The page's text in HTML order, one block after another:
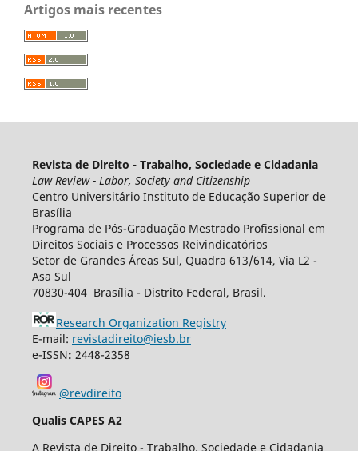
Artigos mais recentes
Revista de Direito - Trabalho, Sociedade e Cidadania
Law Review - Labor, Society and Citizenship
Centro Universitário Instituto de Educação Superior de
Brasília
Programa de Pós-Graduação Mestrado Profissional em
Direitos Sociais e Processos Reivindicatórios
Setor de Grandes Áreas Sul, Quadra 613/614, Via L2 -
Asa Sul
70830-404 Brasília - Distrito Federal, Brasil.
Research Organization Registry
E-mail: revistadireito@iesb.br
e-ISSN: 2448-2358
@revdireito
Qualis CAPES A2
A Revista de Direito - Trabalho, Sociedade e Cidadania